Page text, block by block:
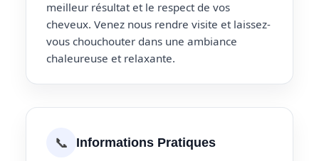
meilleur résultat et le respect de vos
cheveux. Venez nous rendre visite et laissez-
vous chouchouter dans une ambiance
chaleureuse et relaxante.
📞 Informations Pratiques